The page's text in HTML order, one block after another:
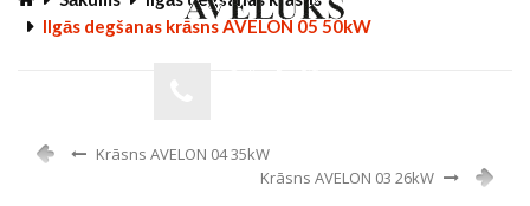
Ilgās degšanas krāsns AVELON 05 50kW
Krāsns AVELON 04 35kW
Krāsns AVELON 03 26kW